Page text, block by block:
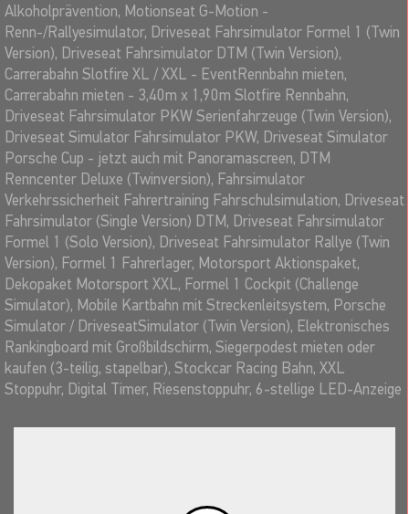
Alkoholprävention, Motionseat G-Motion -
Renn-/Rallyesimulator, Driveseat Fahrsimulator Formel 1 (Twin
Version), Driveseat Fahrsimulator DTM (Twin Version),
Carrerabahn Slotfire XL / XXL - EventRennbahn mieten,
Carrerabahn mieten - 3,40m x 1,90m Slotfire Rennbahn,
Driveseat Fahrsimulator PKW Serienfahrzeuge (Twin Version),
Driveseat Simulator Fahrsimulator PKW, Driveseat Simulator
Porsche Cup - jetzt auch mit Panoramascreen, DTM
Renncenter Deluxe (Twinversion), Fahrsimulator
Verkehrssicherheit Fahrertraining Fahrschulsimulation, Driveseat
Fahrsimulator (Single Version) DTM, Driveseat Fahrsimulator
Formel 1 (Solo Version), Driveseat Fahrsimulator Rallye (Twin
Version), Formel 1 Fahrerlager, Motorsport Aktionspaket,
Dekopaket Motorsport XXL, Formel 1 Cockpit (Challenge
Simulator), Mobile Kartbahn mit Streckenleitsystem, Porsche
Simulator / DriveseatSimulator (Twin Version), Elektronisches
Rankingboard mit Großbildschirm, Siegerpodest mieten oder
kaufen (3-teilig, stapelbar), Stockcar Racing Bahn, XXL
Stoppuhr, Digital Timer, Riesenstoppuhr, 6-stellige LED-Anzeige